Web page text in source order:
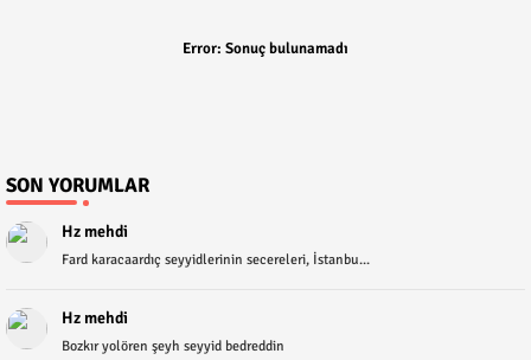
Error: Sonuç bulunamadı
SON YORUMLAR
Hz mehdi
Fard karacaardıç seyyidlerinin secereleri, İstanbu...
Hz mehdi
Bozkır yolören şeyh seyyid bedreddin